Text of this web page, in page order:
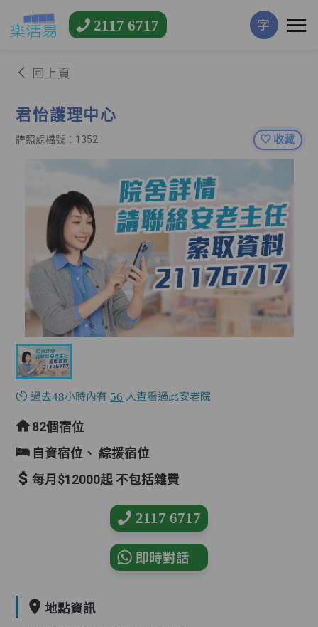
2117 6717 字
回上頁
君怡護理中心
牌照處檔號：1352 收藏
過去48小時內有 56 人查看過此安老院
82個宿位
自資宿位、綜援宿位
每月$12000起 不包括雜費
2117 6717
即時對話
地點資訊